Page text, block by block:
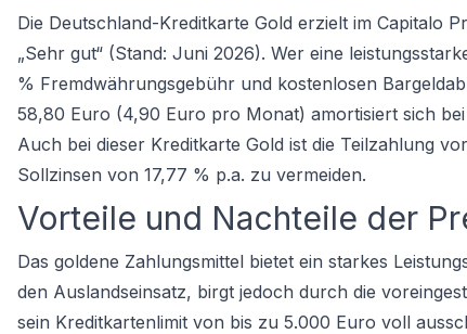
Die Deutschland-Kreditkarte Gold erzielt im Capitalo
„Sehr gut“ (Stand: Juni 2026). Wer eine
% Fremdwährungsgebühr und kostenlosen
58,80 Euro (4,90 Euro pro Monat) amortisiert sich
Auch bei dieser Kreditkarte Gold ist die Teilzahlung
Sollzinsen von 17,77 % p.a. zu vermeiden.
Vorteile und Nachteile der
Das goldene Zahlungsmittel bietet ein starkes
den Auslandseinsatz, birgt jedoch durch die
sein Kreditkartenlimit von bis zu 5.000 Euro voll